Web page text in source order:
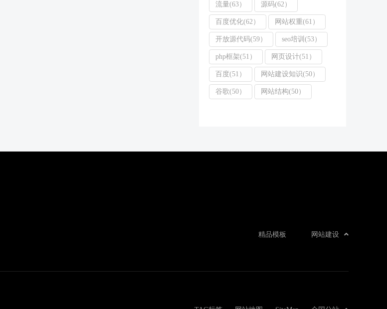
流量(63） 源码(62）
百度优化(62） 网站权重(61）
开放源代码(59） seo培训(53）
php框架(51） 网页设计(51）
百度(51） 网站建设知识(50）
谷歌(50） 网站结构(50）
网站建设
精品模板